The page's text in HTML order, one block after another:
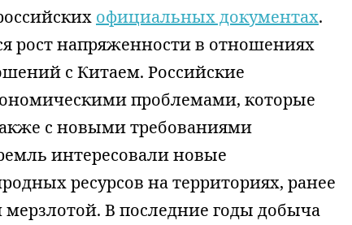
официальных документах.
рост напряженности в отношениях
с Китаем. Российские
проблемами, которые
с новыми требованиями
интересовали новые
ресурсов на территориях, ранее
В последние годы добыча